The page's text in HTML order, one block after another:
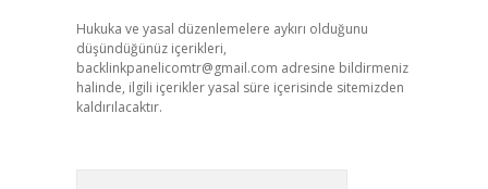
Hukuka ve yasal düzenlemelere aykırı olduğunu
düşündüğünüz içerikleri,
backlinkpanelicomtr@gmail.com adresine bildirmeniz
halinde, ilgili içerikler yasal süre içerisinde sitemizden
kaldırılacaktır.